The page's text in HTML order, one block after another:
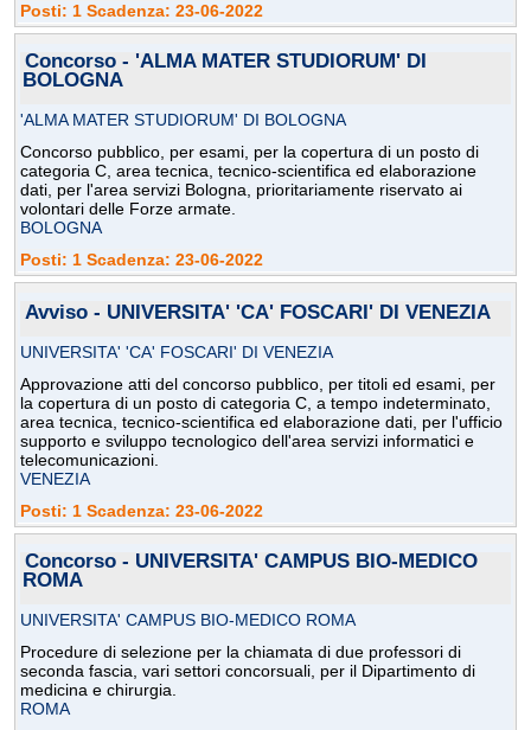
Posti: 1 Scadenza: 23-06-2022
Concorso - 'ALMA MATER STUDIORUM' DI
BOLOGNA
'ALMA MATER STUDIORUM' DI BOLOGNA
Concorso pubblico, per esami, per la copertura di un posto di
categoria C, area tecnica, tecnico-scientifica ed elaborazione
dati, per l'area servizi Bologna, prioritariamente riservato ai
volontari delle Forze armate.
BOLOGNA
Posti: 1 Scadenza: 23-06-2022
Avviso - UNIVERSITA' 'CA' FOSCARI' DI VENEZIA
UNIVERSITA' 'CA' FOSCARI' DI VENEZIA
Approvazione atti del concorso pubblico, per titoli ed esami, per
la copertura di un posto di categoria C, a tempo indeterminato,
area tecnica, tecnico-scientifica ed elaborazione dati, per l'ufficio
supporto e sviluppo tecnologico dell'area servizi informatici e
telecomunicazioni.
VENEZIA
Posti: 1 Scadenza: 23-06-2022
Concorso - UNIVERSITA' CAMPUS BIO-MEDICO
ROMA
UNIVERSITA' CAMPUS BIO-MEDICO ROMA
Procedure di selezione per la chiamata di due professori di
seconda fascia, vari settori concorsuali, per il Dipartimento di
medicina e chirurgia.
ROMA